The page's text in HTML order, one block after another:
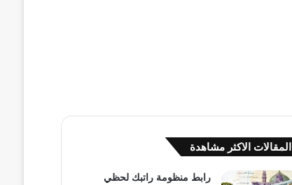
المقالات الاكثر مشاهدة
رابط منظومة راتبك لحظي